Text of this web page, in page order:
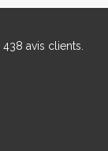
438 avis clients.